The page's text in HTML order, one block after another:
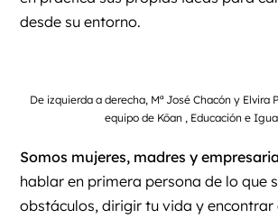
desde su entorno.
De izquierda a derecha, Mª José Chacón y Elvira
equipo de Kōan , Educación e
Somos mujeres, madres y
hablar en primera persona de lo que
obstáculos, dirigir tu vida y encontrar